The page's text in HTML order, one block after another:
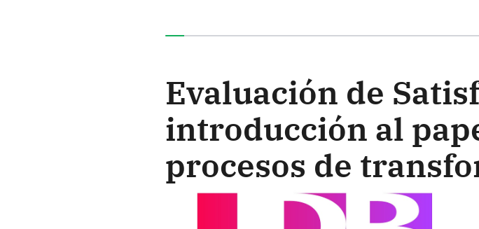
Evaluación de
introducción al
procesos de